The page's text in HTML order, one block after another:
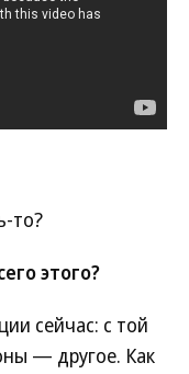
то?
этого?
сейчас: с той
— другое. Как